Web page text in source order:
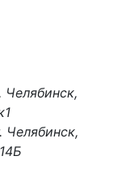
Челябинск,
Челябинск,